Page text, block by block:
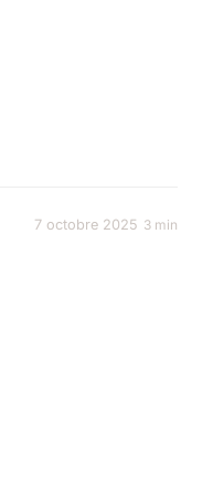
7 octobre 2025 3 min